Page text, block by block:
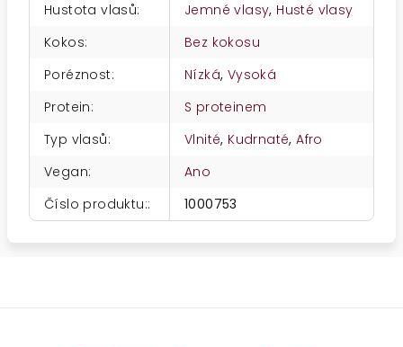
Hustota vlasů: Jemné vlasy, Husté vlasy
Kokos:
Bez kokosu
Poréznost: Nízká, Vysoká
Protein:
S proteinem
Typ vlasů: Vlnité, Kudrnaté,Afro
Vegan:
Ano
Číslo produktu:: 1000753